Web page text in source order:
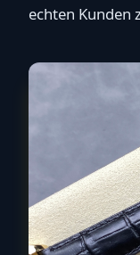
echten Kunden